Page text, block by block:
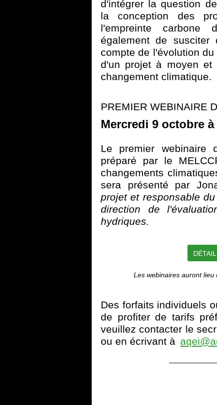
d'intégrer la question
la conception des
l'empreinte
également de
compte de l'évolution
d'un projet à moyen et
changement climatique.
PREMIER WEBINAIRE
Mercredi 9 octobre à
Le premier webinaire
préparé par le
changements
sera présenté par
projet et responsable
direction de
hydriques.
Les webinaires auront
Des forfaits individuels
de profiter de tarifs
veuillez contacter le
ou en écrivant à